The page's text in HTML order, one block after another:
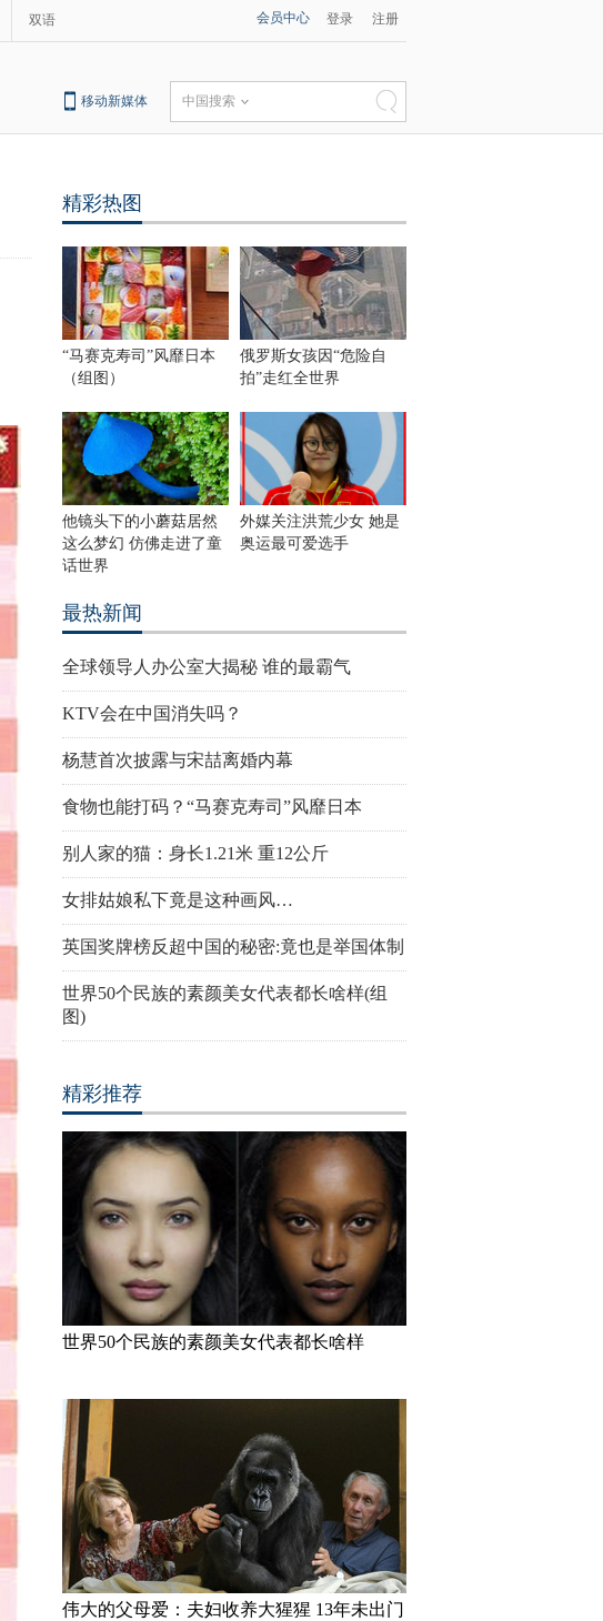
双语 会员中心 登录 注册
移动新媒体 中国搜索
精彩热图
“马赛克寿司”风靡日本
（组图）
俄罗斯女孩因“危险自
拍”走红全世界
他镜头下的小蘑菇居然
这么梦幻 仿佛走进了童
话世界
外媒关注洪荒少女 她是
奥运最可爱选手
最热新闻
全球领导人办公室大揭秘 谁的最霸气
KTV会在中国消失吗？
杨慧首次披露与宋喆离婚内幕
食物也能打码？“马赛克寿司”风靡日本
别人家的猫：身长1.21米 重12公斤
女排姑娘私下竟是这种画风…
英国奖牌榜反超中国的秘密:竟也是举国体制
世界50个民族的素颜美女代表都长啥样(组
图)
精彩推荐
世界50个民族的素颜美女代表都长啥样
伟大的父母爱：夫妇收养大猩猩 13年未出门